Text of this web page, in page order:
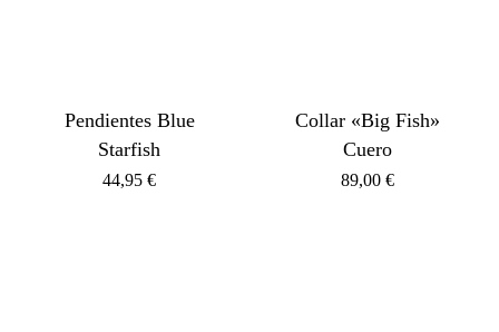
Pendientes Blue
Starfish
44,95€
Collar «Big Fish»
Cuero
89,00€